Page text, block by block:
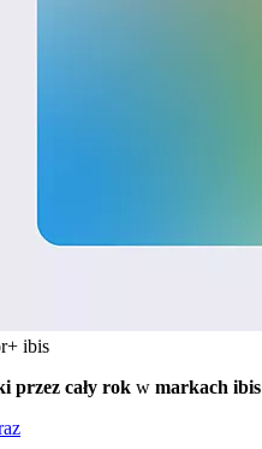
ibis
przez cały rok w markach ibis